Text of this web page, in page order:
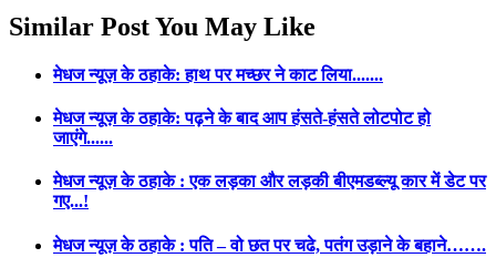
Similar Post You May Like
मेधज न्यूज़ के ठहाके: हाथ पर मच्छर ने काट लिया.......
मेधज न्यूज़ के ठहाके: पढ़ने के बाद आप हंसते-हंसते लोटपोट हो
जाएंगे......
मेधज न्यूज़ के ठहाके : एक लड़का और लड़की बीएमडब्ल्यू कार में डेट पर
गए...!
मेधज न्यूज़ के ठहाके : पति – वो छत पर चढे, पतंग उड़ाने के बहाने…….